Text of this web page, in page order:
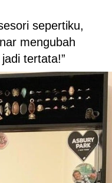
sepertiku,
mengubah
tertata!”